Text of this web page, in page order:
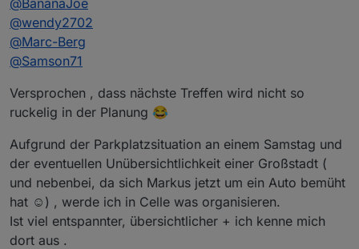
Schnellsten
Zusammen mit meinem eigenen Terminkalender
Uhrzeit sollte etwas früher sein, da ja auch jeder
wieder nach Hause muss :)
Hotelzimmer
Also ich denke 16.30/17.00Uhr sollte passen.
Reservierung habe ich@Samson71 gebeten, da er
sich dort, meines Erachtens, besser auskennt als
Und wie immer, nähere Infos folgen.
@wendy2702
@Marc-Berg
@Samson71
Versprochen , dass nächste Treffen wird nicht so
ruckelig in der Planung 😂
Aufgrund der Parkplatzsituation an einem Samstag und
der eventuellen Unübersichtlichkeit einer Großstadt (
und nebenbei, da sich Markus jetzt um ein Auto bemüht
hat ☺️) , werde ich in Celle was organisieren.
Ist viel entspannter, übersichtlicher + ich kenne mich
dort aus .